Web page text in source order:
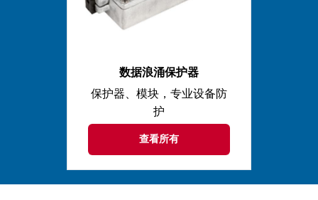
数据浪涌保护器
保护器、模块，专业设备防
护
查看所有